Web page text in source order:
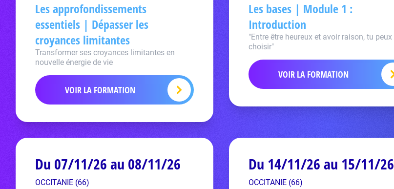
Les approfondissements
essentiels | Dépasser les
croyances limitantes
Transformer ses croyances limitantes en
nouvelle énergie de vie
VOIR LA FORMATION
Les bases | Module 1 :
Introduction
"Entre être heureux et avoir raison, tu peux
choisir"
VOIR LA FORMATION
Du 07/11/26 au 08/11/26
OCCITANIE (66)
Du 14/11/26 au 15/11/26
OCCITANIE (66)